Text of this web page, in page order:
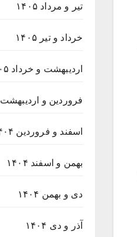
تیر و مرداد ۱۴۰۵
خرداد و تیر ۱۴۰۵
اردیبهشت و خرداد ۱۴۰۵
فروردین و اردیبهشت ۱۴۰۵
اسفند و فروردین ۱۴۰۴
بهمن و اسفند ۱۴۰۴
دی و بهمن ۱۴۰۴
آذر و دی ۱۴۰۴